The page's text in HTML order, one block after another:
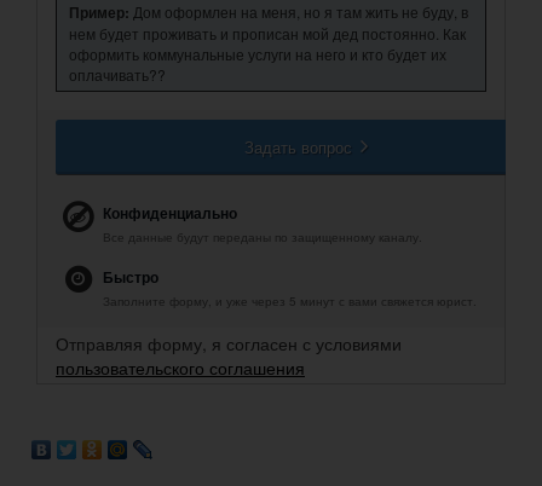
Пример: Дом оформлен на меня, но я там жить не буду, в
нем будет проживать и прописан мой дед постоянно. Как
оформить коммунальные услуги на него и кто будет их
оплачивать??
Задать вопрос
Конфиденциально
Все данные будут переданы по защищенному каналу.
Быстро
Заполните форму, и уже через 5 минут с вами свяжется юрист.
Отправляя форму, я согласен с условиями
пользовательского соглашения